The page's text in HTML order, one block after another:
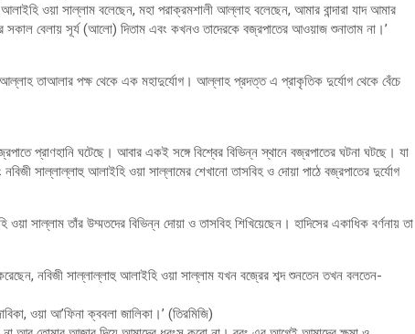
ওয়া সাল্লাম বলেছেন, মহা পরাক্রমশালী আল্লাহ বলেছেন, আমার বান্দারা যাদ আমার
সকাল বেলায় সূর্য (আলো) দিতাম এবং কখনও তাদেরকে বজ্রপাতের আওয়াজ শুনাতাম না।’
তাআলার পক্ষ থেকে এক মহাদুর্যোগ। আল্লাহ প্রদত্ত এ প্রাকৃতিক দুর্যোগ থেকে বেঁচে
প্রাণহানি ঘটেছে। আবার একই সঙ্গে বিশ্বের বিভিন্ন স্থানে বজ্রপাতের ঘটনা ঘটছে। যা
সাল্লাল্লাহু আলাইহি ওয়া সাল্লামের শেখানো তাসবিহ ও দোয়া পাঠে বজ্রপাতের দুর্যোগ
সাল্লাম তাঁর উম্মতদের বিভিন্ন দোয়া ও তাসবিহ শিখিয়েছেন। হাদিসের একাধিক বর্ণনায় তা
নবিজী সাল্লাল্লাহু আলাইহি ওয়া সাল্লাম যখন বজ্রের শব্দ শুনতেন তখন বলতেন-
ওয়া আ’ফিনা ক্ববলা জালিকা।’ (তিরমিজি)